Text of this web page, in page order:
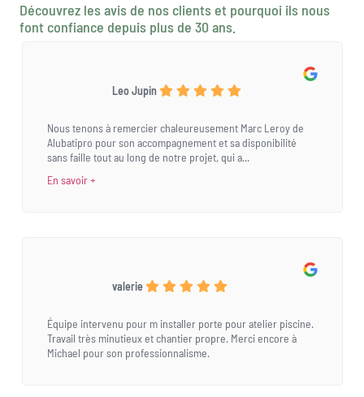
Découvrez les avis de nos clients et pourquoi ils nous
font confiance depuis plus de 30 ans.
Leo Jupin
Nous tenons à remercier chaleureusement Marc Leroy de
Alubatipro pour son accompagnement et sa disponibilité
sans faille tout au long de notre projet, qui a...
En savoir +
valerie
Équipe intervenu pour m installer porte pour atelier piscine.
Travail très minutieux et chantier propre. Merci encore à
Michael pour son professionnalisme.